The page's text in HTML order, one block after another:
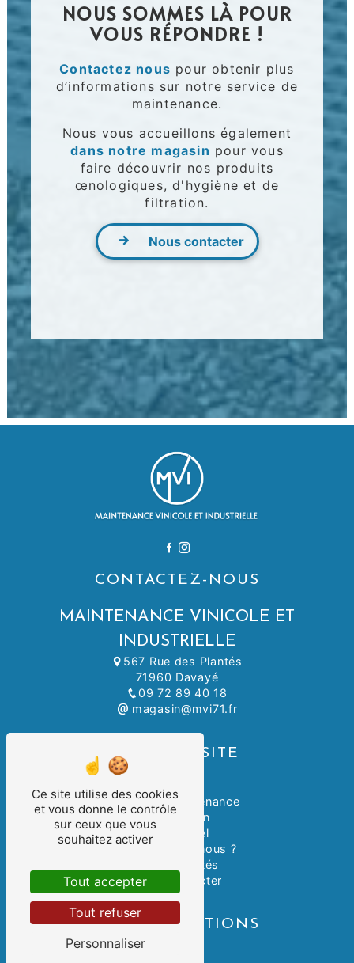
NOUS SOMMES LÀ POUR
VOUS RÉPONDRE !
Contactez nous pour obtenir plus
d’informations sur notre service de
maintenance.
Nous vous accueillons également
dans notre magasin pour vous
faire découvrir nos produits
œnologiques, d'hygiène et de
filtration.
Nous contacter
CONTACTEZ-NOUS
MAINTENANCE VINICOLE ET
INDUSTRIELLE
567 Rue des Plantés
71960 Davayé
09 72 89 40 18
magasin@mvi71.fr
PLAN DU SITE
Atelier & Maintenance
Le magasin
Le matériel
Qui-sommes-nous ?
Nos actualités
Nous contacter
NOS PRESTATIONS
Ce site utilise des cookies
et vous donne le contrôle
sur ceux que vous
souhaitez activer
Tout accepter
Tout refuser
Personnaliser